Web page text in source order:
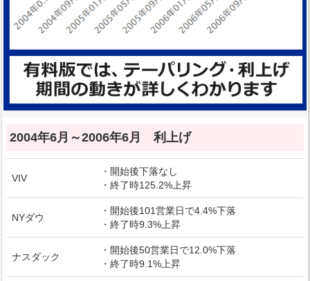
2004年6月～2006年6月 利上げ
VIV
・開始後下落なし
・終了時125.2%上昇
NYダウ
・開始後101営業日で4.4%下落
・終了時9.3%上昇
ナスダック
・開始後50営業日で12.0%下落
・終了時9.1%上昇